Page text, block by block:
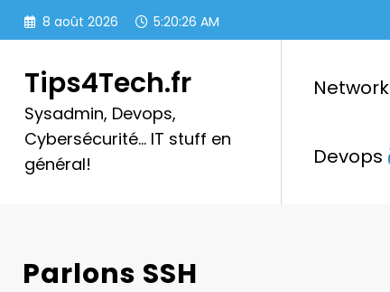
Aller
8 août 2026 5:20:27 AM
Tips4Tech.fr
Sysadmin, Devops,
Cybersécurité… IT stuff en
général!
Network
Devops
Parlons SSH